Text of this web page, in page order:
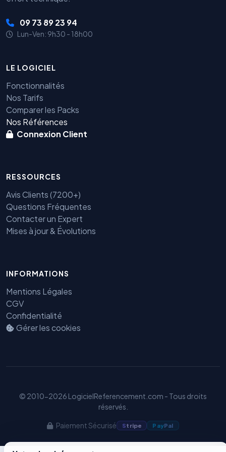
09 73 89 23 94
Lun-Ven: 9h30 - 18h00
LE LOGICIEL
Fonctionnalités
Nos Tarifs
Comparer les Packs
Nos Références
Connexion Client
RESSOURCES
Avis Clients (7200+)
Questions Fréquentes
Contacter un Expert
Mises à jour & Évolutions
INFORMATIONS
Mentions Légales
CGV
Confidentialité
Gérer les cookies
© 2010-2026 LogicielReferencement.com - Tous droits
réservés.
Paiement Sécurisé Stripe PayPal